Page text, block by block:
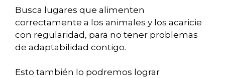
Busca lugares que alimenten
correctamente a los animales y los acaricie
con regularidad, para no tener problemas
de adaptabilidad contigo.
Esto también lo podremos lograr